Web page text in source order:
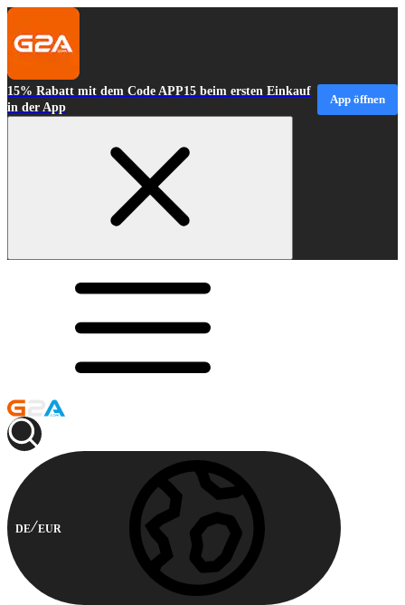
15% Rabatt mit dem Code APP15 beim ersten Einkauf
in der App
App öffnen
DE EUR